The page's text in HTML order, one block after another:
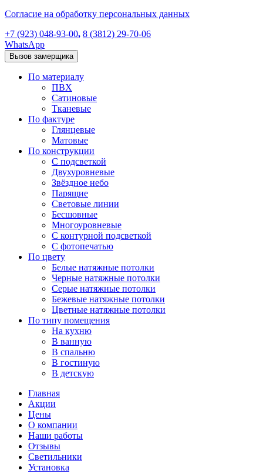
Согласие на обработку персональных данных
+7 (923) 048-93-00, 8 (3812) 29-70-06
WhatsApp
Вызов замерщика
По материалу
ПВХ
Сатиновые
Тканевые
По фактуре
Глянцевые
Матовые
По конструкции
С подсветкой
Двухуровневые
Звёздное небо
Парящие
Световые линии
Бесшовные
Многоуровневые
С контурной подсветкой
С фотопечатью
По цвету
Белые натяжные потолки
Черные натяжные потолки
Серые натяжные потолки
Бежевые натяжные потолки
Цветные натяжные потолки
По типу помещения
На кухню
В ванную
В спальню
В гостиную
В детскую
Главная
Акции
Цены
О компании
Наши работы
Отзывы
Светильники
Установка